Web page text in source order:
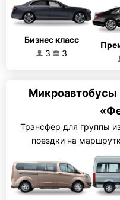
Бизнес класс
3
3
Микроавтобусы
Трансфер для группы
поездки на